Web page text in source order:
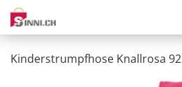
Kinderstrumpfhose Knallrosa 92